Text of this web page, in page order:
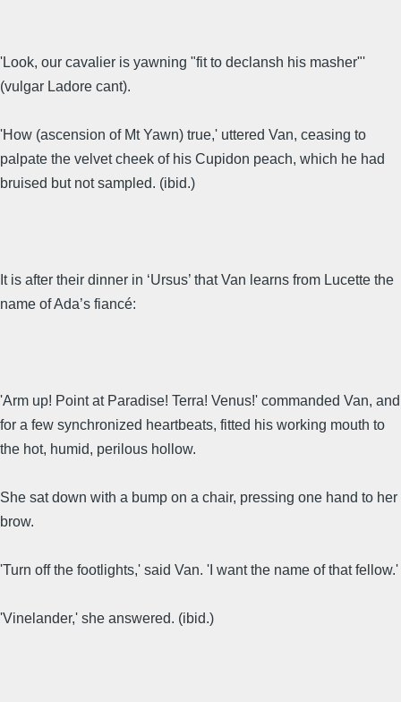
'Look, our cavalier is yawning "fit to declansh his masher"'
(vulgar Ladore cant).
'How (ascension of Mt Yawn) true,' uttered Van, ceasing to
palpate the velvet cheek of his Cupidon peach, which he had
bruised but not sampled. (ibid.)
It is after their dinner in ‘Ursus’ that Van learns from Lucette the
name of Ada’s fiancé:
'Arm up! Point at Paradise! Terra! Venus!' commanded Van, and
for a few synchronized heartbeats, fitted his working mouth to
the hot, humid, perilous hollow.
She sat down with a bump on a chair, pressing one hand to her
brow.
'Turn off the footlights,' said Van. 'I want the name of that fellow.'
'Vinelander,' she answered. (ibid.)